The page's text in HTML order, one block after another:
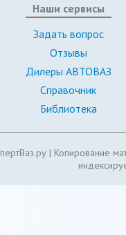
Наши сервисы
Задать вопрос
Отзывы
Дилеры АВТОВАЗ
Справочник
Библиотека
| Копирование